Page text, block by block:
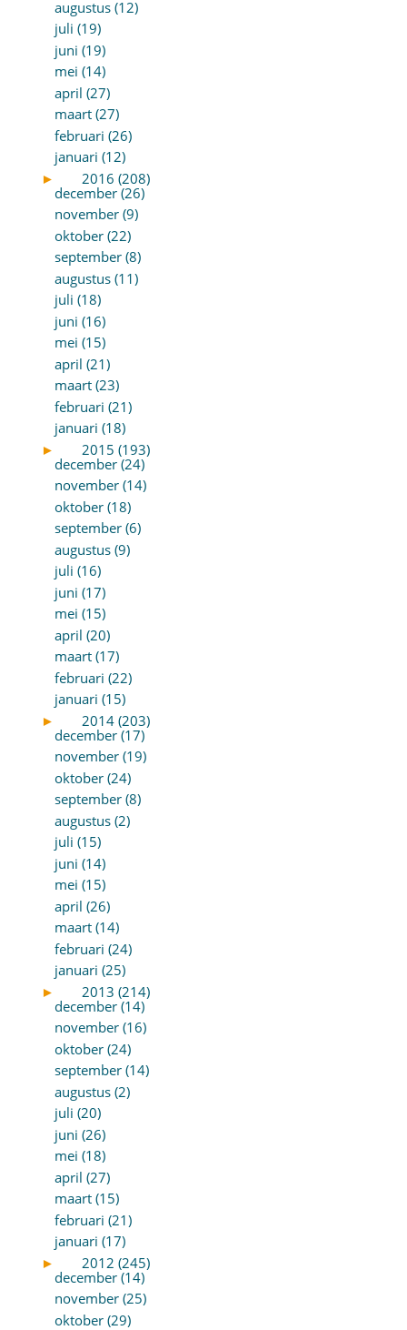
augustus (12)
juli (19)
juni (19)
mei (14)
april (27)
maart (27)
februari (26)
januari (12)
►
2016 (208)
december (26)
november (9)
oktober (22)
september (8)
augustus (11)
juli (18)
juni (16)
mei (15)
april (21)
maart (23)
februari (21)
januari (18)
►
2015 (193)
december (24)
november (14)
oktober (18)
september (6)
augustus (9)
juli (16)
juni (17)
mei (15)
april (20)
maart (17)
februari (22)
januari (15)
►
2014 (203)
december (17)
november (19)
oktober (24)
september (8)
augustus (2)
juli (15)
juni (14)
mei (15)
april (26)
maart (14)
februari (24)
januari (25)
►
2013 (214)
december (14)
november (16)
oktober (24)
september (14)
augustus (2)
juli (20)
juni (26)
mei (18)
april (27)
maart (15)
februari (21)
januari (17)
►
2012 (245)
december (14)
november (25)
oktober (29)